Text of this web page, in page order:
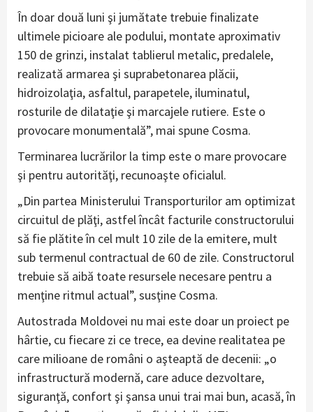
În doar două luni şi jumătate trebuie finalizate
ultimele picioare ale podului, montate aproximativ
150 de grinzi, instalat tablierul metalic, predalele,
realizată armarea şi suprabetonarea plăcii,
hidroizolaţia, asfaltul, parapetele, iluminatul,
rosturile de dilataţie şi marcajele rutiere. Este o
provocare monumentală”, mai spune Cosma.
Terminarea lucrărilor la timp este o mare provocare
şi pentru autorităţi, recunoaşte oficialul.
„Din partea Ministerului Transporturilor am optimizat
circuitul de plăţi, astfel încât facturile constructorului
să fie plătite în cel mult 10 zile de la emitere, mult
sub termenul contractual de 60 de zile. Constructorul
trebuie să aibă toate resursele necesare pentru a
menţine ritmul actual”, susţine Cosma.
Autostrada Moldovei nu mai este doar un proiect pe
hârtie, cu fiecare zi ce trece, ea devine realitatea pe
care milioane de români o aşteaptă de decenii: „o
infrastructură modernă, care aduce dezvoltare,
siguranţă, confort şi şansa unui trai mai bun, acasă, în